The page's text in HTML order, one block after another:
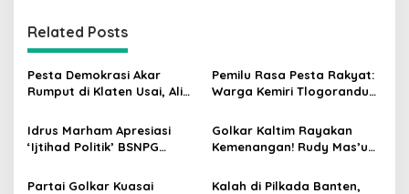
n
a
v
g
a
t
Related Posts
Pesta Demokrasi Akar
Rumput di Klaten Usai, Alim
Kursi Ketua RW 04 Kemiri
Pemilu Rasa Pesta Rakyat:
Warga Kemiri Tlogorandu
Demokratis, Rebutan Door
Prize Menarik!
Idrus Marham Apresiasi
‘Ijtihad Politik’ BSNPG
Agar Rakyat Jadi Aktor
Golkar Kaltim Rayakan
Kemenangan! Rudy Mas’ud-
MK Tegaskan Hasil Pilgub
Partai Golkar Kuasai Kalah di Pilkada Banten,